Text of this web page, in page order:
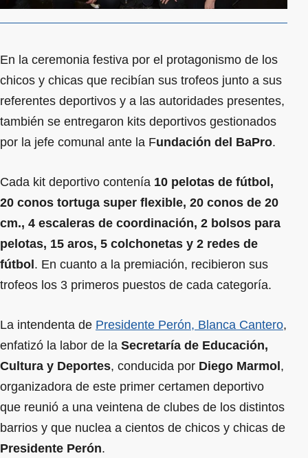
En la ceremonia festiva por el protagonismo de los
chicos y chicas que recibían sus trofeos junto a sus
referentes deportivos y a las autoridades presentes,
también se entregaron kits deportivos gestionados
por la jefe comunal ante la Fundación del BaPro.
Cada kit deportivo contenía 10 pelotas de fútbol,
20 conos tortuga super flexible, 20 conos de 20
cm., 4 escaleras de coordinación, 2 bolsos para
pelotas, 15 aros, 5 colchonetas y 2 redes de
fútbol . En cuanto a la premiación, recibieron sus
trofeos los 3 primeros puestos de cada categoría.
La intendenta de Presidente Perón, Blanca Cantero,
enfatizó la labor de la Secretaría de Educación,
Cultura y Deportes, conducida por Diego Marmol ,
organizadora de este primer certamen deportivo
que reunió a una veintena de clubes de los distintos
barrios y que nuclea a cientos de chicos y chicas de
Presidente Perón.